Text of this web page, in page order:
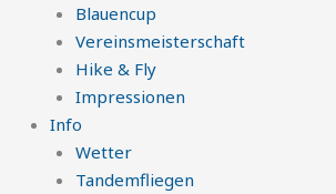
Blauencup
Vereinsmeisterschaft
Hike & Fly
Impressionen
Info
Wetter
Tandemfliegen